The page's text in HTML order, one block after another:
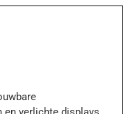
en verlichte displays.